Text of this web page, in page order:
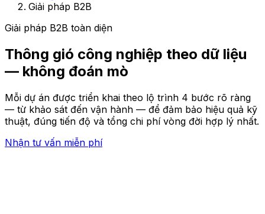
Giải pháp B2B
Giải pháp B2B toàn diện
Thông gió công nghiệp theo dữ liệu
— không đoán mò
Mỗi dự án được triển khai theo lộ trình 4 bước rõ ràng
— từ khảo sát đến vận hành — để đảm bảo hiệu quả kỹ
thuật, đúng tiến độ và tổng chi phí vòng đời hợp lý nhất.
Nhận tư vấn miễn phí